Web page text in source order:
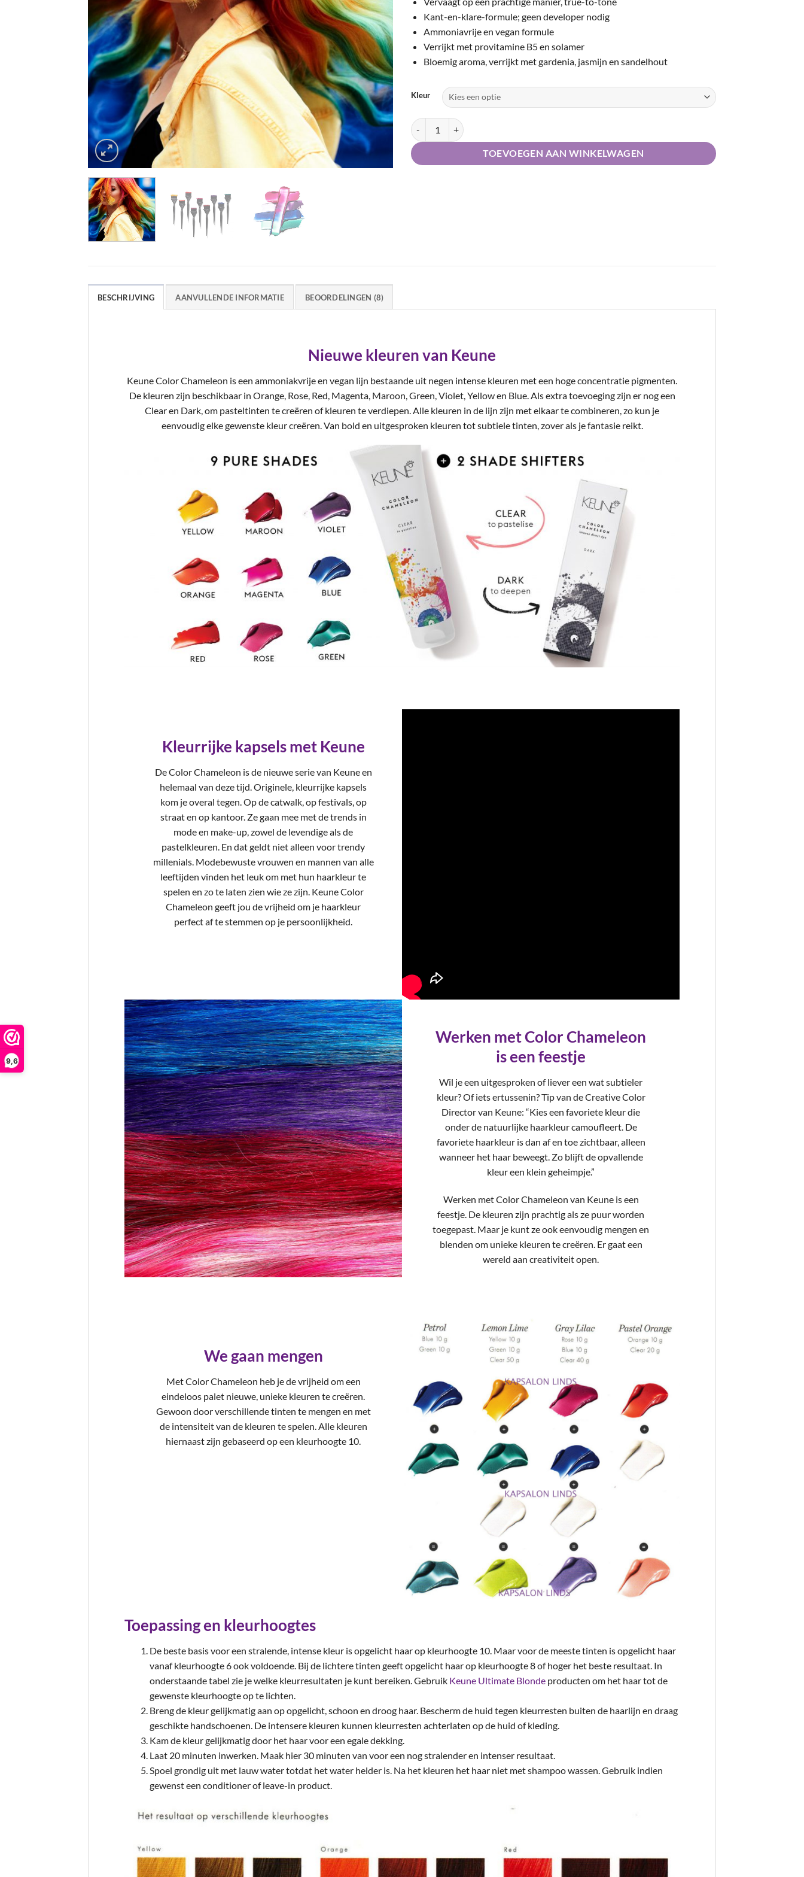
9,6
Kant-en-klare-formule; geen developer nodig
Ammoniavrije en vegan formule
Verrijkt met provitamine B5 en solamer
Bloemig aroma, verrijkt met gardenia, jasmijn en sandelhout
Kleur
Keune Color Chameleon aantal
TOEVOEGEN AAN WINKELWAGEN
BESCHRIJVING AANVULLENDE INFORMATIE BEOORDELINGEN (8)
Nieuwe kleuren van Keune
Keune Color Chameleon is een ammoniakvrije en vegan lijn bestaande uit negen intense kleuren met een hoge concentratie pigmenten.
De kleuren zijn beschikbaar in Orange, Rose, Red, Magenta, Maroon, Green, Violet, Yellow en Blue. Als extra toevoeging zijn er nog een
Clear en Dark, om pasteltinten te creëren of kleuren te verdiepen. Alle kleuren in de lijn zijn met elkaar te combineren, zo kun je
eenvoudig elke gewenste kleur creëren. Van bold en uitgesproken kleuren tot subtiele tinten, zover als je fantasie reikt.
Kleurrijke kapsels met Keune
De Color Chameleon is de nieuwe serie van Keune en
helemaal van deze tijd. Originele, kleurrijke kapsels
kom je overal tegen. Op de catwalk, op festivals, op
straat en op kantoor. Ze gaan mee met de trends in
mode en make-up, zowel de levendige als de
pastelkleuren. En dat geldt niet alleen voor trendy
millenials. Modebewuste vrouwen en mannen van alle
leeftijden vinden het leuk om met hun haarkleur te
spelen en zo te laten zien wie ze zijn. Keune Color
Chameleon geeft jou de vrijheid om je haarkleur
perfect af te stemmen op je persoonlijkheid.
Werken met Color Chameleon
is een feestje
Wil je een uitgesproken of liever een wat subtieler
kleur? Of iets ertussenin? Tip van de Creative Color
Director van Keune: “Kies een favoriete kleur die
onder de natuurlijke haarkleur camoufleert. De
favoriete haarkleur is dan af en toe zichtbaar, alleen
wanneer het haar beweegt. Zo blijft de opvallende
kleur een klein geheimpje.”
Werken met Color Chameleon van Keune is een
feestje. De kleuren zijn prachtig als ze puur worden
toegepast. Maar je kunt ze ook eenvoudig mengen en
blenden om unieke kleuren te creëren. Er gaat een
wereld aan creativiteit open.
We gaan mengen
Met Color Chameleon heb je de vrijheid om een
eindeloos palet nieuwe, unieke kleuren te creëren.
Gewoon door verschillende tinten te mengen en met
de intensiteit van de kleuren te spelen. Alle kleuren
hiernaast zijn gebaseerd op een kleurhoogte 10.
Toepassing en kleurhoogtes
De beste basis voor een stralende, intense kleur is opgelicht haar op kleurhoogte 10. Maar voor de meeste tinten is opgelicht haar
vanaf kleurhoogte 6 ook voldoende. Bij de lichtere tinten geeft opgelicht haar op kleurhoogte 8 of hoger het beste resultaat. In
onderstaande tabel zie je welke kleurresultaten je kunt bereiken. Gebruik Keune Ultimate Blondeproducten om het haar tot de
gewenste kleurhoogte op te lichten.
Breng de kleur gelijkmatig aan op opgelicht, schoon en droog haar. Bescherm de huid tegen kleurresten buiten de haarlijn en draag
geschikte handschoenen. De intensere kleuren kunnen kleurresten achterlaten op de huid of kleding.
Kam de kleur gelijkmatig door het haar voor een egale dekking.
Laat 20 minuten inwerken. Maak hier 30 minuten van voor een nog stralender en intenser resultaat.
Spoel grondig uit met lauw water totdat het water helder is. Na het kleuren het haar niet met shampoo wassen. Gebruik indien
gewenst een conditioner of leave-in product.